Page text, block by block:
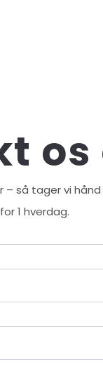
– så tager vi
1 hverdag.